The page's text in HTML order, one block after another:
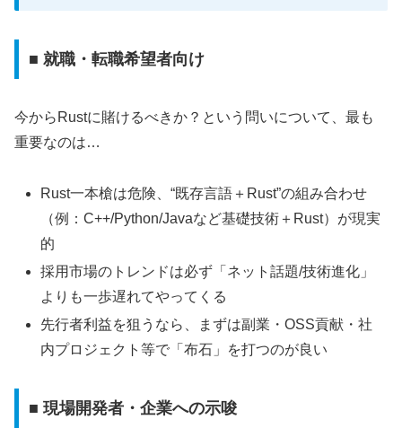
■ 就職・転職希望者向け
今からRustに賭けるべきか？という問いについて、最も
重要なのは…
Rust一本槍は危険、“既存言語＋Rust”の組み合わせ
（例：C++/Python/Javaなど基礎技術＋Rust）が現実
的
採用市場のトレンドは必ず「ネット話題/技術進化」
よりも一歩遅れてやってくる
先行者利益を狙うなら、まずは副業・OSS貢献・社
内プロジェクト等で「布石」を打つのが良い
■ 現場開発者・企業への示唆